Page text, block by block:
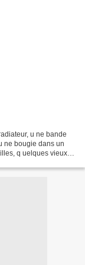
u ne bande
ne bougie dans un
q uelques vieux